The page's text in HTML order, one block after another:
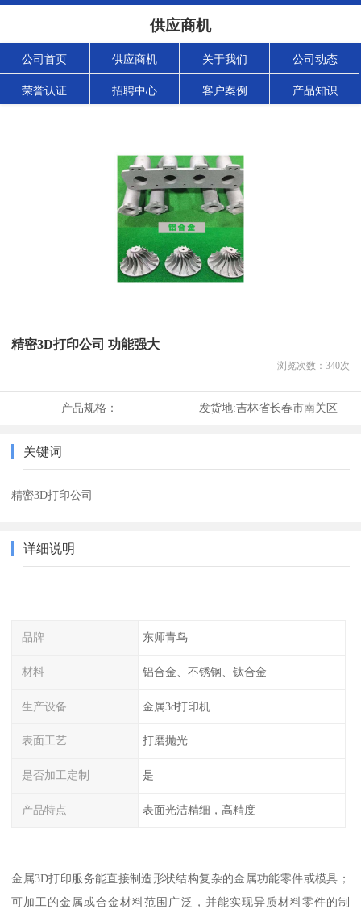
供应商机
公司首页 供应商机 关于我们 公司动态
荣誉认证 招聘中心 客户案例 产品知识
精密3D打印公司 功能强大
浏览次数： 340次
产品规格： 发货地:吉林省长春市南关区
关键词
精密3D打印公司
详细说明
品牌 东师青鸟
材料 铝合金、不锈钢、钛合金
生产设备 金属3d打印机
表面工艺 打磨抛光
是否加工定制 是
产品特点 表面光洁精细，高精度
金属3D打印服务能直接制造形状结构复杂的金属功能零件或模具；
可加工的金属或合金材料范围广泛，并能实现异质材料零件的制